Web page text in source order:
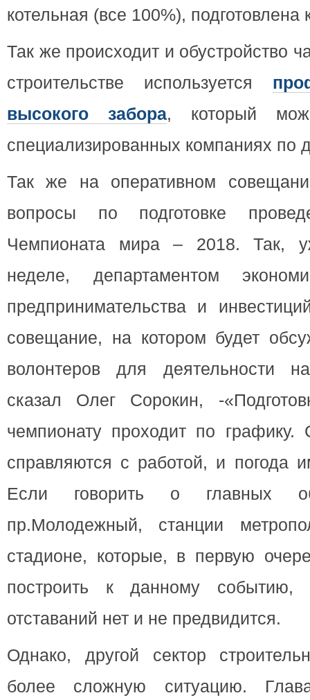
котельная (все 100%),
Так же происходит и обустройство
строительстве используется
высокого забора, который
специализированных компаниях по
Так же на оперативном
вопросы по подготовке
Чемпионата мира – 2018. Так,
неделе, департаментом
предпринимательства и
совещание, на котором будет
волонтеров для деятельности
сказал Олег Сорокин, -
чемпионату проходит по графику.
справляются с работой, и погода
Если говорить о главных
пр.Молодежный, станции
стадионе, которые, в первую
построить к данному событию,
отставаний нет и не предвидится.
Однако, другой сектор
более сложную ситуацию.